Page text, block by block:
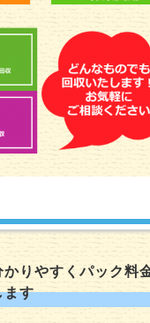
りやすくパック料
ます